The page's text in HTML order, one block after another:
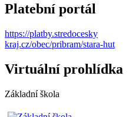
Platební portál
https://platby.stredocesky
kraj.cz/obec/pribram/stara-hut
Virtuální prohlídka
Základní škola